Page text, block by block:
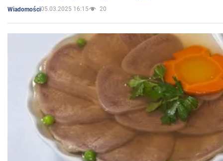
Wiadomości05.03.2025 16:15 20